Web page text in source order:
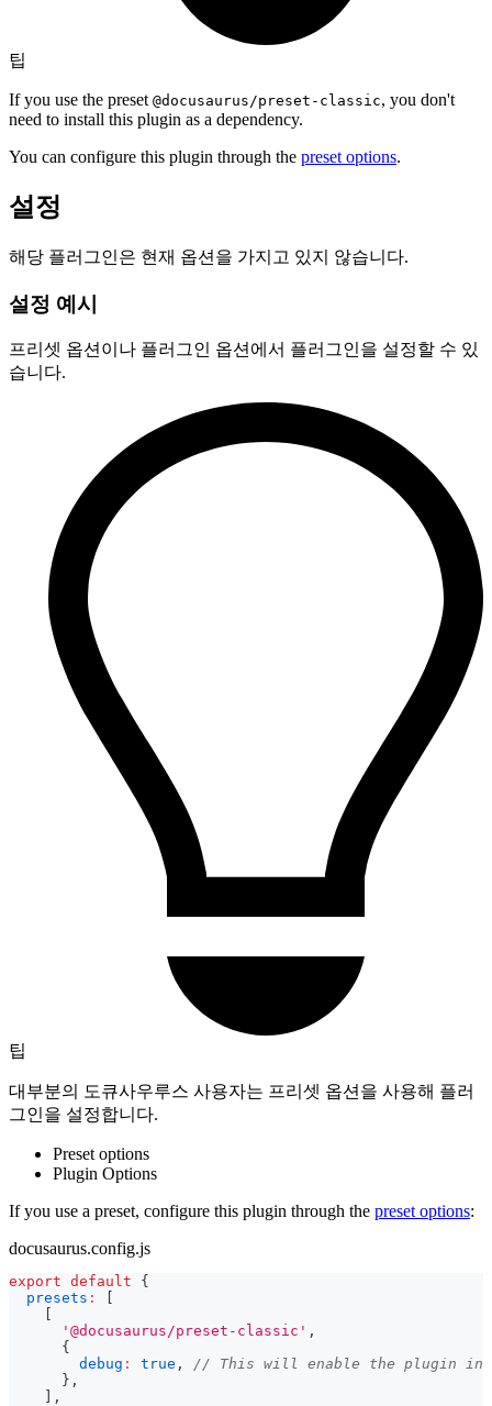
팁
If you use the preset @docusaurus/preset-classic, you don't
need to install this plugin as a dependency.
You can configure this plugin through the preset options.
설정
해당 플러그인은 현재 옵션을 가지고 있지 않습니다.
설정 예시
프리셋 옵션이나 플러그인 옵션에서 플러그인을 설정할 수 있
습니다.
팁
대부분의 도큐사우루스 사용자는 프리셋 옵션을 사용해 플러
그인을 설정합니다.
Preset options
Plugin Options
If you use a preset, configure this plugin through the preset options:
docusaurus.config.js
export default
{
presets :
'@docusaurus/preset-classic' ,
{
debug : true ,
// This will enable the plugin in
} ,
,